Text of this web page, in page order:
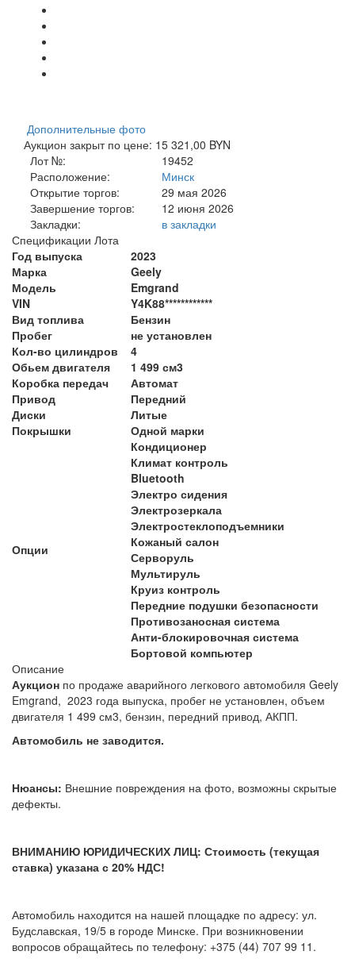
Дополнительные фото
Аукцион закрыт по цене: 15 321,00 BYN
Лот №:
19452
Расположение:
Минск
Открытие торгов:
29 мая 2026
Завершение торгов:
12 июня 2026
Закладки:
в закладки
Спецификации Лота
Год выпуска
2023
Марка
Geely
Модель
Emgrand
VIN
Y4K88************
Вид топлива
Бензин
Пробег
не установлен
Кол-во цилиндров
4
Обьем двигателя
1 499 см3
Коробка передач
Автомат
Привод
Передний
Диски
Литые
Покрышки
Одной марки
Опции
Кондиционер
Климат контроль
Bluetooth
Электро сидения
Электрозеркала
Электростеклоподъемники
Кожаный салон
Серворуль
Мультируль
Круиз контроль
Передние подушки безопасности
Противозаносная система
Анти-блокировочная система
Бортовой компьютер
Описание
Аукцион по продаже аварийного легкового автомобиля Geely
Emgrand, 2023 года выпуска, пробег не установлен, объем
двигателя 1 499 см3, бензин, передний привод, АКПП.
Автомобиль не заводится.
Нюансы: Внешние повреждения на фото, возможны скрытые
дефекты.
ВНИМАНИЮ ЮРИДИЧЕСКИХ ЛИЦ: Стоимость (текущая
ставка) указана с 20% НДС!
Автомобиль находится на нашей площадке по адресу: ул.
Будславская, 19/5 в городе Минске. При возникновении
вопросов обращайтесь по телефону: +375 (44) 707 99 11.